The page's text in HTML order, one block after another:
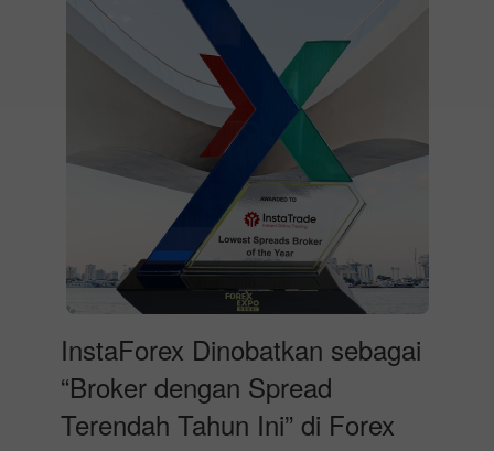
InstaForex Dinobatkan sebagai
“Broker dengan Spread
Terendah Tahun Ini” di Forex